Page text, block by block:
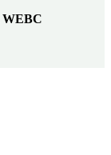
WEBC